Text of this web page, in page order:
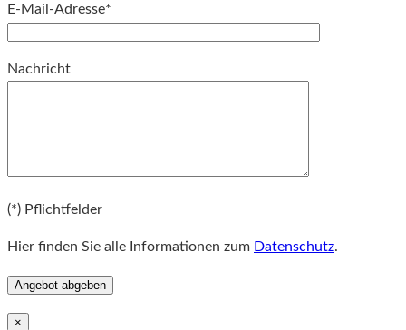
E-Mail-Adresse*
Nachricht
(*) Pflichtfelder
Hier finden Sie alle Informationen zum Datenschutz.
×